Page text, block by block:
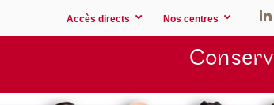
Accès directs Nos centres